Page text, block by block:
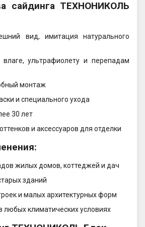
сайдинга ТЕХНОНИКОЛЬ
вид, имитация натурального
влаге, ультрафиолету и перепадам
монтаж
и специального ухода
30 лет
и аксессуаров для отделки
жилых домов, коттеджей и дач
зданий
и малых архитектурных форм
любых климатических условиях